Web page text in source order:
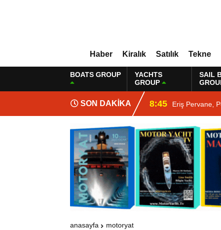
Haber Kiralık Satılık Tekne
BOATS GROUP
YACHTS
GROUP
SAIL
SON DAKİKA 8:45 Eriş Pervane,
anasayfa motoryat